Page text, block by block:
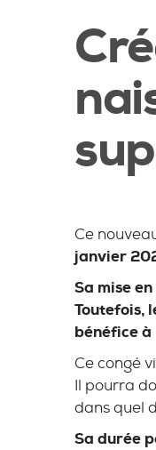
Ce
janvier
Sa mise
Toutefois,
bénéfice
Ce congé
Il pourra
dans quel
Sa durée